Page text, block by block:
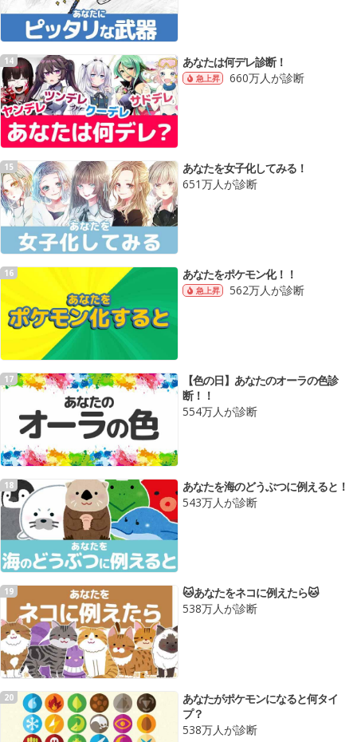
14 あなたは何デレ診断！
急上昇 660万人が診断
15
あなたを女子化してみる！
651万人が診断
16 あなたをポケモン化！！
急上昇 562万人が診断
17
【色の日】あなたのオーラの色診
断！！
554万人が診断
18
あなたを海のどうぶつに例えると！
543万人が診断
19
🐱あなたをネコに例えたら🐱
538万人が診断
20
あなたがポケモンになると何タイ
プ？
538万人が診断